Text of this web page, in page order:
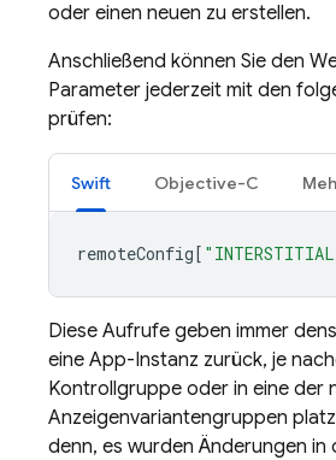
oder einen neuen zu erstellen.
Anschließend können Sie den
Parameter jederzeit mit den
prüfen:
Swift Objective-C
remoteConfig[
Diese Aufrufe geben immer
eine App-Instanz zurück, je
Kontrollgruppe oder in eine der
Anzeigenvariantengruppen
denn, es wurden Änderungen in